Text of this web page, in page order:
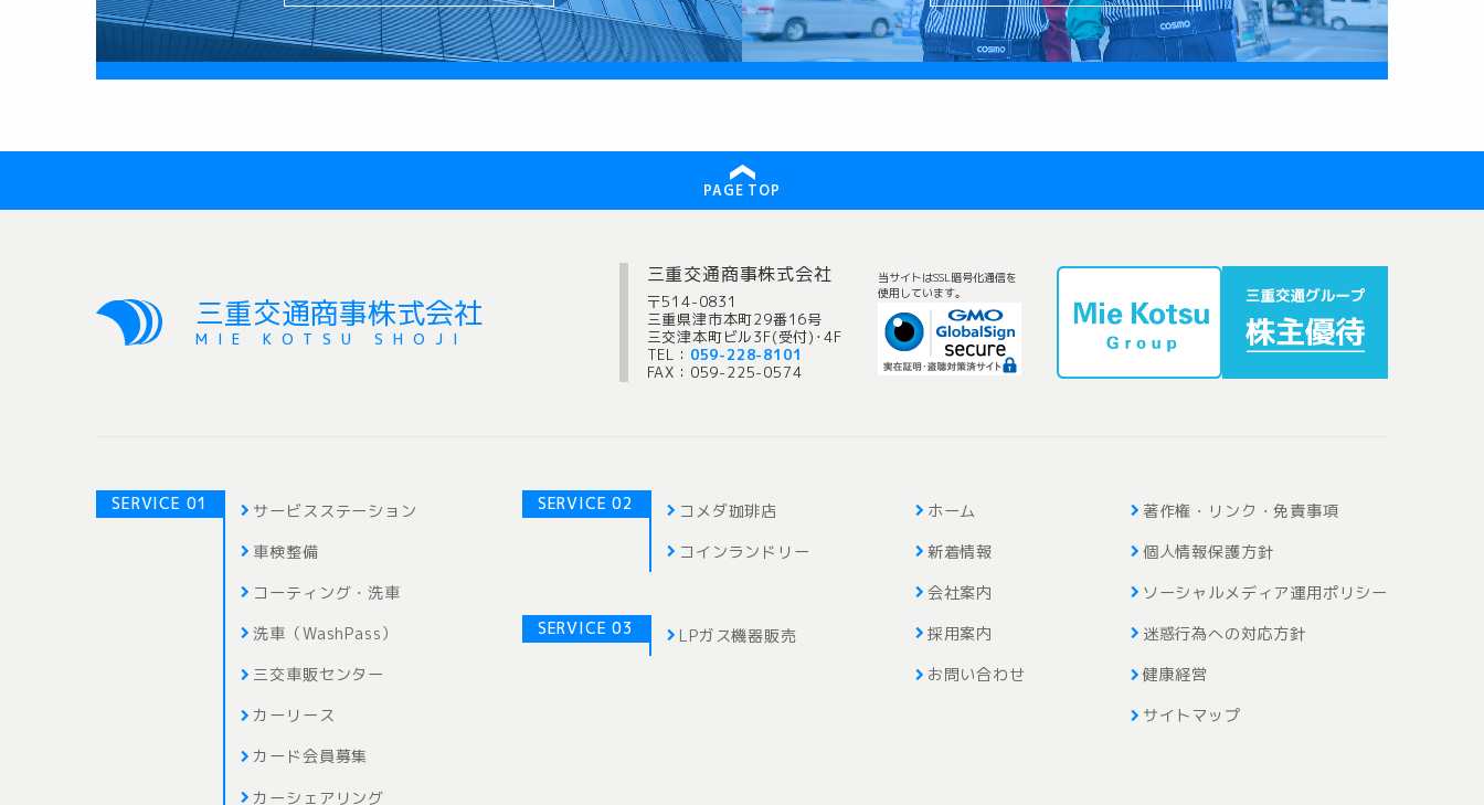
PAGE TOP
三重交通商事株式会社
MIE KOTSU SHOJI
三重交通商事株式会社
〒514-0831
三重県津市本町29番16号
三交津本町ビル3F(受付)･4F
TEL： 059-228-8101
FAX：059-225-0574
当サイトはSSL暗号化通信を
使用しています。
SERVICE 01 サービスステーション
車検整備
コーティング・洗車
洗車（WashPass）
三交車販センター
カーリース
カード会員募集
カーシェアリング
SERVICE 02 コメダ珈琲店
コインランドリー
SERVICE 03 LPガス機器販売
ホーム
新着情報
会社案内
採用案内
お問い合わせ
著作権・リンク・免責事項
個人情報保護方針
ソーシャルメディア運用ポリシー
迷惑行為への対応方針
健康経営
サイトマップ